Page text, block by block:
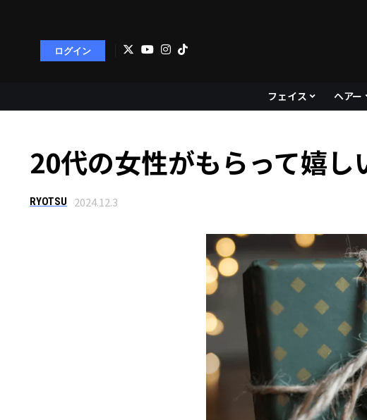
ログイン
フェイス ヘアー
20代の女性がもらって嬉し
RYOTSU 2024.12.3